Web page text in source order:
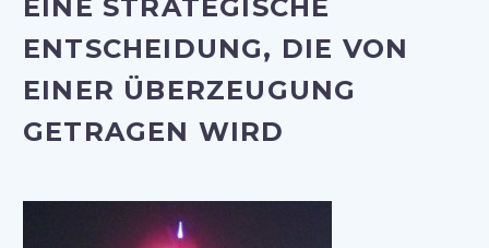
EINE STRATEGISCHE
ENTSCHEIDUNG, DIE VON
EINER ÜBERZEUGUNG
GETRAGEN WIRD